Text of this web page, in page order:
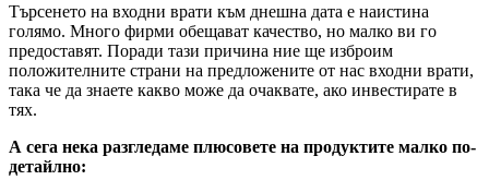
Търсенето на входни врати към днешна дата е наистина
голямо. Много фирми обещават качество, но малко ви го
предоставят. Поради тази причина ние ще изброим
положителните страни на предложените от нас входни врати,
така че да знаете какво може да очаквате, ако инвестирате в
тях.
А сега нека разгледаме плюсовете на продуктите малко по-
детайлно: